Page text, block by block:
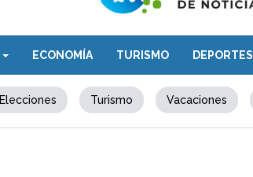
ECONOMÍA TURISMO DEPORTES
Elecciones Turismo Vacaciones